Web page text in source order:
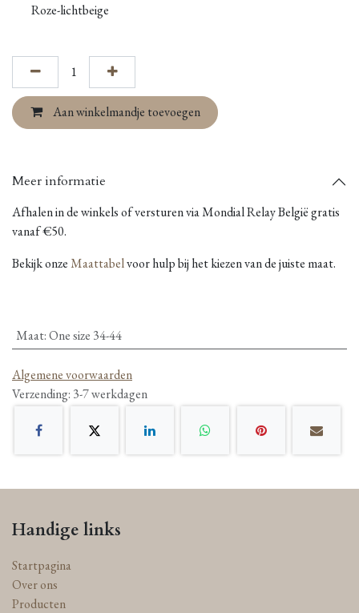
Roze-lichtbeige
Aan winkelmandje toevoegen
Meer informatie
Afhalen in de winkels of versturen via Mondial Relay België gratis
vanaf €50.
Bekijk onzeMaattabelvoor hulp bij het kiezen van de juiste maat.
Maat:One size 34-44
Algemene voorwaarden
Verzending: 3-7 werkdagen
Handige links
Startpagina
Over ons
Producten